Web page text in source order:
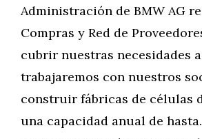
Administración de BMW AG
Compras y Red de
cubrir nuestras necesidades
trabajaremos con nuestros
construir fábricas de células
una capacidad anual de